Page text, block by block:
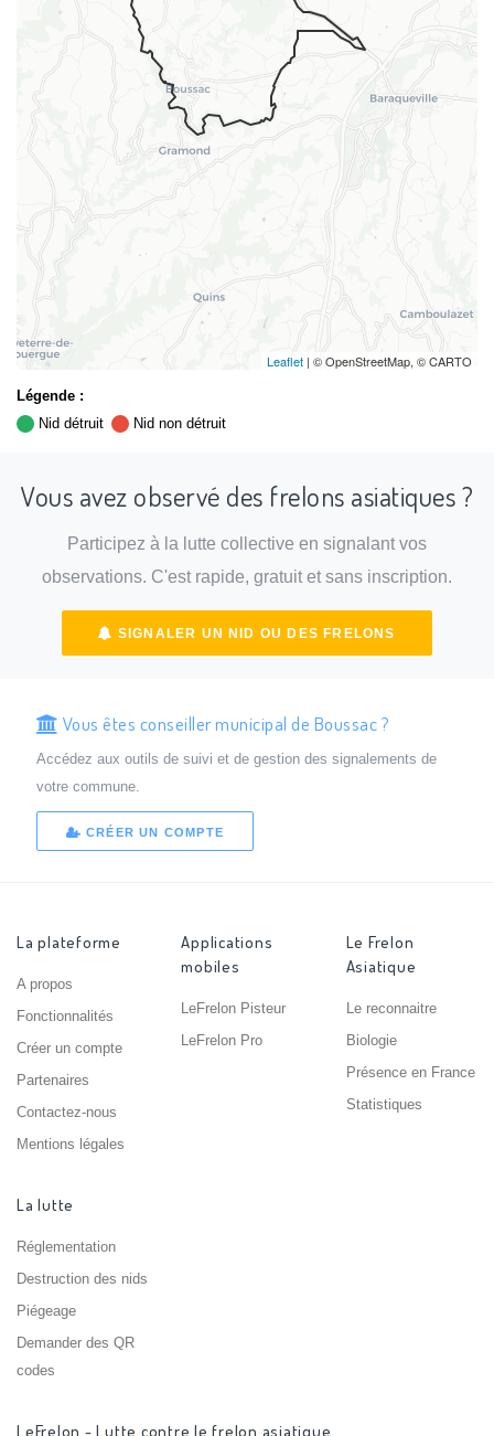
Leaflet | © OpenStreetMap, © CARTO
Légende :
Nid détruit
Nid non détruit
Vous avez observé des frelons asiatiques ?
Participez à la lutte collective en signalant vos
observations. C'est rapide, gratuit et sans inscription.
SIGNALER UN NID OU DES FRELONS
Vous êtes conseiller municipal de Boussac ?
Accédez aux outils de suivi et de gestion des signalements de
votre commune.
CRÉER UN COMPTE
La plateforme
A propos
Fonctionnalités
Créer un compte
Partenaires
Contactez-nous
Mentions légales
Applications
mobiles
LeFrelon Pisteur
LeFrelon Pro
Le Frelon
Asiatique
Le reconnaitre
Biologie
Présence en France
Statistiques
La lutte
Réglementation
Destruction des nids
Piégeage
Demander des QR
codes
LeFrelon - Lutte contre le frelon asiatique